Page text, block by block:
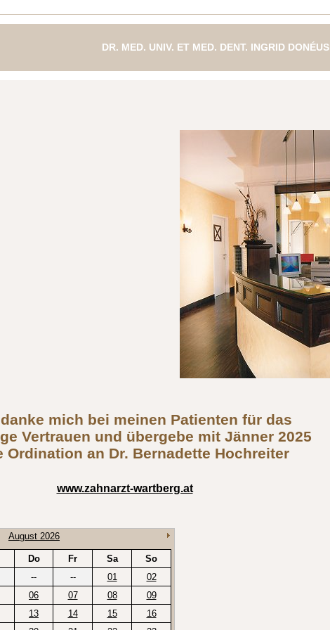
DR. MED. UNIV. ET MED. DENT. INGRID DONÉUS
mich bei meinen Patienten für das
Vertrauen und übergebe mit Jänner 2025
Ordination an Dr. Bernadette Hochreiter
www.zahnarzt-wartberg.at
August 2026
Do Fr Sa
So
-- -- 01
02
06 07 08
09
13 14 15
16